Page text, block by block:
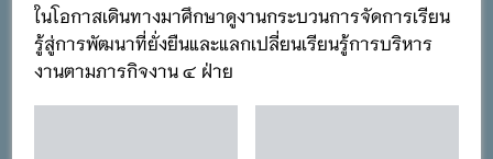
ในโอกาสเดินทางมาศึกษาดูงานกระบวนการจัดการเรียน
รู้สู่การพัฒนาที่ยั่งยืนและแลกเปลี่ยนเรียนรู้การบริหาร
งานตามภารกิจงาน ๔ ฝ่าย